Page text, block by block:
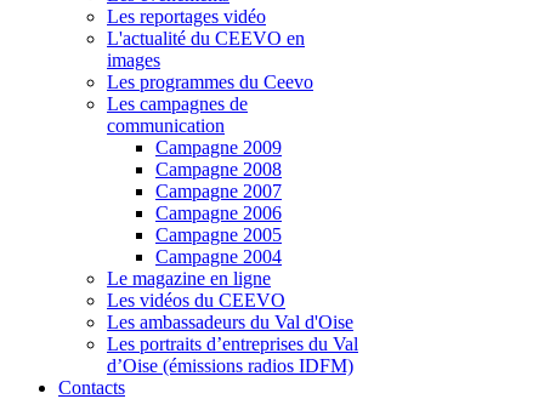
Les reportages vidéo
L'actualité du CEEVO en
images
Les programmes du Ceevo
Les campagnes de
communication
Campagne 2009
Campagne 2008
Campagne 2007
Campagne 2006
Campagne 2005
Campagne 2004
Le magazine en ligne
Les vidéos du CEEVO
Les ambassadeurs du Val d'Oise
Les portraits d’entreprises du Val
d’Oise (émissions radios IDFM)
Contacts